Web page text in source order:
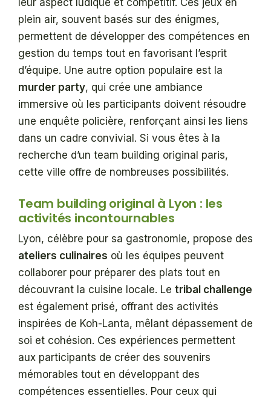
plein air, souvent basés sur des énigmes,
permettent de développer des compétences en
gestion du temps tout en favorisant l’esprit
d’équipe. Une autre option populaire est la
murder party, qui crée une ambiance
immersive où les participants doivent résoudre
une enquête policière, renforçant ainsi les liens
dans un cadre convivial. Si vous êtes à la
recherche d’un team building original paris,
cette ville offre de nombreuses possibilités.
Team building original à Lyon : les
activités incontournables
Lyon, célèbre pour sa gastronomie, propose des
ateliers culinaires où les équipes peuvent
collaborer pour préparer des plats tout en
découvrant la cuisine locale. Le tribal challenge
est également prisé, offrant des activités
inspirées de Koh-Lanta, mêlant dépassement de
soi et cohésion. Ces expériences permettent
aux participants de créer des souvenirs
mémorables tout en développant des
compétences essentielles. Pour ceux qui